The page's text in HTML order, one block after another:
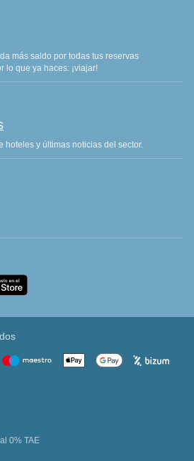
más saldo por todas tus reservas
lo que ya haces: ¡viajar!
hoteles y últimas noticias del sector.
0% TAE